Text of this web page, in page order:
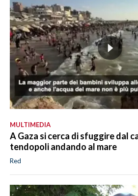
MULTIMEDIA
A Gaza si cerca di sfuggire dal
tendopoli andando al mare
Red